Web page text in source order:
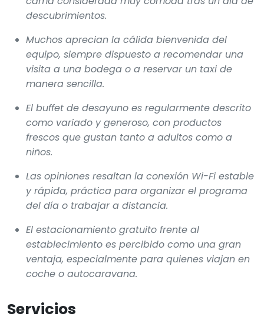
descubrimientos.
Muchos aprecian la cálida bienvenida del
equipo, siempre dispuesto a recomendar una
visita a una bodega o a reservar un taxi de
manera sencilla.
El buffet de desayuno es regularmente descrito
como variado y generoso, con productos
frescos que gustan tanto a adultos como a
niños.
Las opiniones resaltan la conexión Wi-Fi estable
y rápida, práctica para organizar el programa
del día o trabajar a distancia.
El estacionamiento gratuito frente al
establecimiento es percibido como una gran
ventaja, especialmente para quienes viajan en
coche o autocaravana.
Servicios